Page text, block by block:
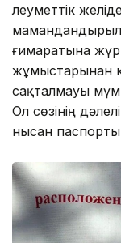
Әлеуметтік
ғимаратына
жұмыстарынан
сақталмауы
Ол сөзінің
нысан